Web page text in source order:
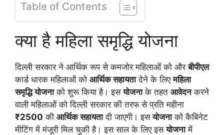
Table of Contents
क्या है महिला समृद्धि योजना
दिल्ली सरकार ने आर्थिक रूप से कमजोर महिलाओं को औरबीपीएल
कार्ड धारक महिलाओं को आर्थिक सहायतादेने के लिएमहिला
समृद्धि योजनाको शुरू किया है। इसयोजनाके तहत आवेदनकरने
वाली महिलाओं को दिल्ली सरकार की तरफ से प्रति महीना
₹2500 की आर्थिक सहायतादी जाएगी। इसयोजनाको कैबिनेट
मीटिंग में मंजूरी मिल चुकी है। इस साल के लिए इसयोजनामें